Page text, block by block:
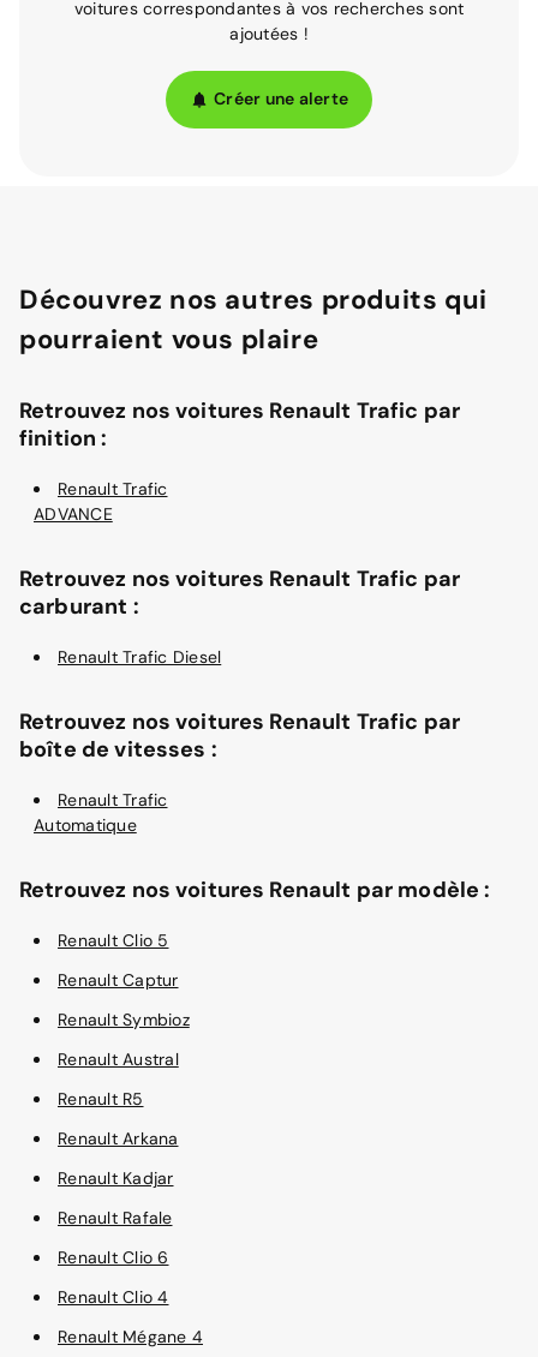
voitures correspondantes à vos recherches sont
ajoutées !
Créer une alerte
Découvrez nos autres produits qui
pourraient vous plaire
Retrouvez nos voitures Renault Trafic par
finition :
Renault Trafic
ADVANCE
Retrouvez nos voitures Renault Trafic par
carburant :
Renault Trafic Diesel
Retrouvez nos voitures Renault Trafic par
boîte de vitesses :
Renault Trafic
Automatique
Retrouvez nos voitures Renault par modèle :
Renault Clio 5
Renault Captur
Renault Symbioz
Renault Austral
Renault R5
Renault Arkana
Renault Kadjar
Renault Rafale
Renault Clio 6
Renault Clio 4
Renault Mégane 4